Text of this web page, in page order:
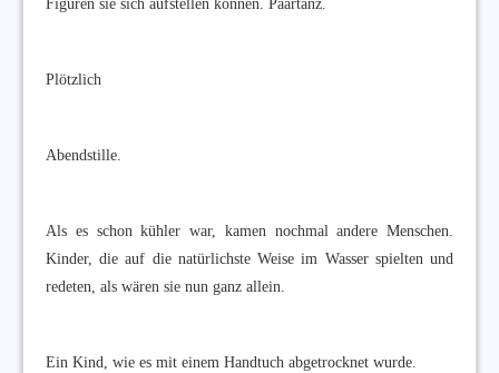
Plötzlich
Abendstille.
Als es schon kühler war, kamen nochmal andere Menschen.
Kinder, die auf die natürlichste Weise im Wasser spielten und
redeten, als wären sie nun ganz allein.
Ein Kind, wie es mit einem Handtuch abgetrocknet wurde.